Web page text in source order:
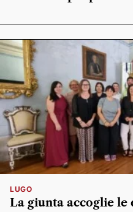
LUGO
La giunta accoglie